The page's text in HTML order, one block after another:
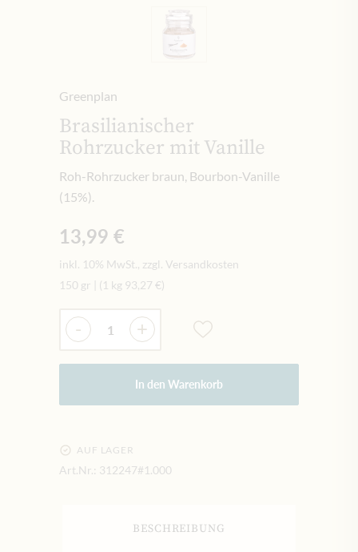
Greenplan
Brasilianischer
Rohrzucker mit Vanille
Roh-Rohrzucker braun, Bourbon-Vanille
(15%).
13,99 €
inkl. 10% MwSt., zzgl. Versandkosten
150 gr
(1 kg 93,27 €)
Menge
- +
In den Warenkorb
AUF LAGER
Art.Nr.: 312247#1.000
BESCHREIBUNG